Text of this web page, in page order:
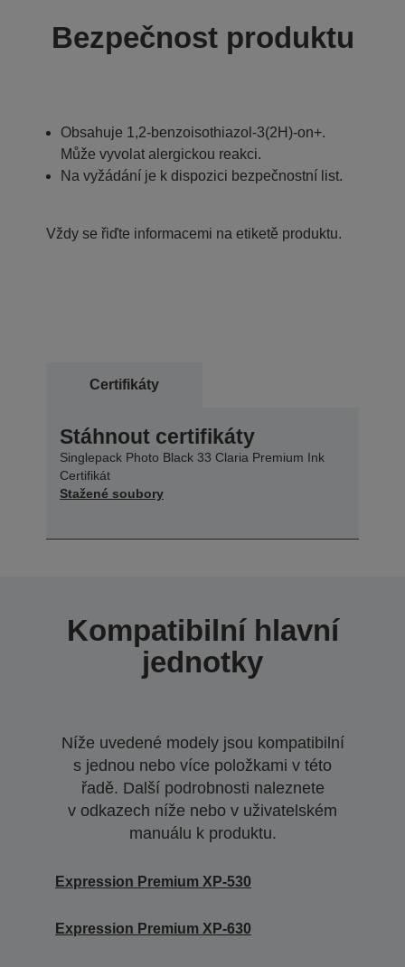
Bezpečnost produktu
Obsahuje 1,2-benzoisothiazol-3(2H)-on+.
Může vyvolat alergickou reakci.
Na vyžádání je k dispozici bezpečnostní list.
Vždy se řiďte informacemi na etiketě produktu.
Certifikáty
Stáhnout certifikáty
Singlepack Photo Black 33 Claria Premium Ink
Certifikát
Stažené soubory
Kompatibilní hlavní
jednotky
Níže uvedené modely jsou kompatibilní
s jednou nebo více položkami v této
řadě. Další podrobnosti naleznete
v odkazech níže nebo v uživatelském
manuálu k produktu.
Expression Premium XP-530
Expression Premium XP-630